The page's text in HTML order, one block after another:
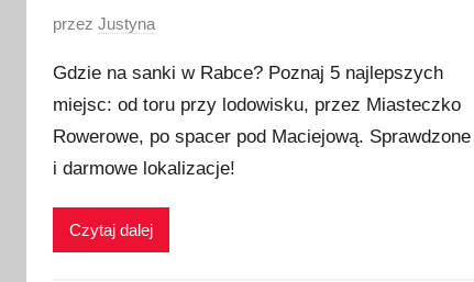
O
u
b
i
w
przez Justyna
Gdzie na sanki w Rabce? Poznaj 5 najlepszych
miejsc: od toru przy lodowisku, przez Miasteczko
Rowerowe, po spacer pod Maciejową. Sprawdzone
i darmowe lokalizacje!
Czytaj dalej